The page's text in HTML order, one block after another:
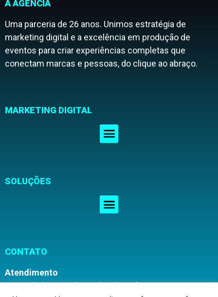
A AGÊNCIA
Uma parceria de 26 anos. Unimos estratégia de
marketing digital e a excelência em produção de
eventos para criar experiências completas que
conectam marcas e pessoas, do clique ao abraço.
MARKETING DIGITAL
SOLUÇÕES
CONTATO
Atendimento
Segunda à Sexta, das 08h00 às 16h30